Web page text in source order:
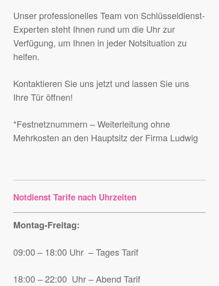
Unser professionelles Team von Schlüsseldienst-
Experten steht Ihnen rund um die Uhr zur
Verfügung, um Ihnen in jeder Notsituation zu
helfen.
Kontaktieren Sie uns jetzt und lassen Sie uns
Ihre Tür öffnen!
*Festnetznummern – Weiterleitung ohne
Mehrkosten an den Hauptsitz der Firma Ludwig
Notdienst Tarife nach Uhrzeiten
Montag-Freitag:
09:00 – 18:00 Uhr – Tages Tarif
18:00 – 22:00 Uhr – Abend Tarif